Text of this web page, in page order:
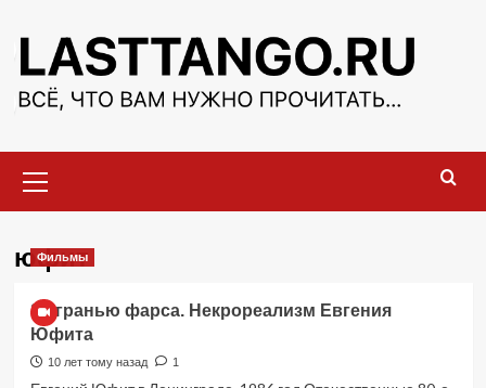
содержимому
меню
юфит
Фильмы
За гранью фарса. Некрореализм Евгения
Юфита
10 лет тому назад 1